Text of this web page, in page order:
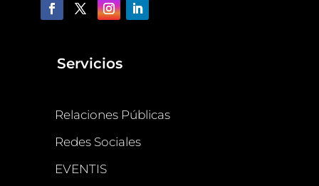
Servicios
Relaciones Públicas
Redes Sociales
EVENTIS